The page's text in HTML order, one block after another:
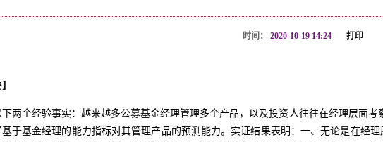
时间： 2020-10-19 14:24 打印
两个经验事实：越来越多公募基金经理管理多个产品，以及投资人往往在经理层面
基于基金经理的能力指标对其管理产品的预测能力。实证结果表明：一、无论是在经